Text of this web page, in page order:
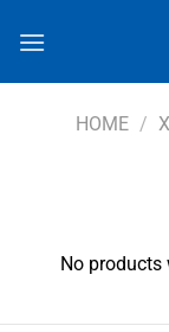
đến
HOME /
No products